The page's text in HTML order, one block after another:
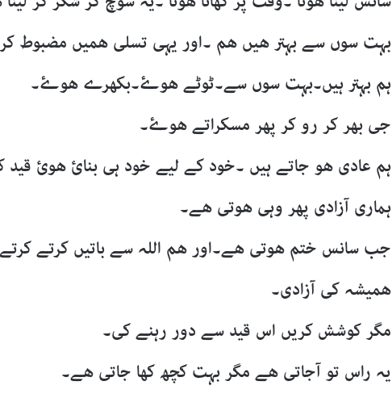
بہت سوں سے بہتر ھیں ھم ۔اور یہی تسلی ھمیں مضبوط
ہم بہتر ہیں۔بہت سوں سے۔ٹوٹے ھوۓ۔بکھرے ھوۓ۔
جی بھر کر رو کر پھر مسکراتے ھوۓ۔
ہم عادی ھو جاتے ہیں ۔خود کے لیے خود ہی بنائ ھوئ قید
ہماری آزادی پھر وہی ھوتی ھے۔
جب سانس ختم ھوتی ھے۔اور ھم اللہ سے باتیں کرتے
ھمیشہ کی آزادی۔
مگر کوشش کریں اس قید سے دور رہنے کی۔
یہ راس تو آجاتی ھے مگر بہت کچھ کھا جاتی ھے۔